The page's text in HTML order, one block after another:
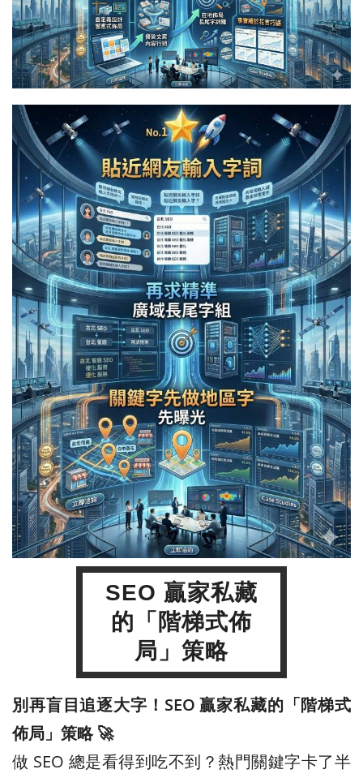
SEO 贏家私藏
的「階梯式佈
局」策略
別再盲目追逐大字！SEO 贏家私藏的「階梯式
佈局」策略 🚀
做 SEO 總是看得到吃不到？熱門關鍵字卡了半